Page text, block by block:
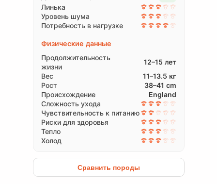
Линька
Уровень шума
Потребность в нагрузке
Физические данные
Продолжительность
жизни
12–15 лет
Вес
11–13.5 кг
Рост
38–41 cm
Происхождение
England
Сложность ухода
Чувствительность к питанию
Риски для здоровья
Тепло
Холод
Сравнить породы